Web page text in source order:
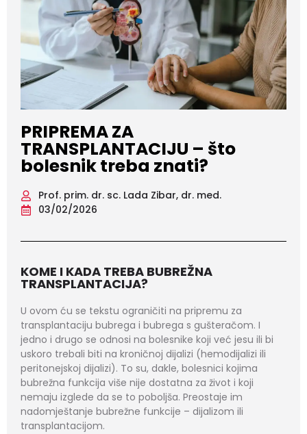
PRIPREMA ZA
TRANSPLANTACIJU – što
bolesnik treba znati?
Prof. prim. dr. sc. Lada Zibar, dr. med.
03/02/2026
KOME I KADA TREBA BUBREŽNA
TRANSPLANTACIJA?
U ovom ću se tekstu ograničiti na pripremu za
transplantaciju bubrega i bubrega s gušteračom. I
jedno i drugo se odnosi na bolesnike koji već jesu ili bi
uskoro trebali biti na kroničnoj dijalizi (hemodijalizi ili
peritonejskoj dijalizi). To su, dakle, bolesnici kojima
bubrežna funkcija više nije dostatna za život i koji
nemaju izglede da se to poboljša. Preostaje im
nadomještanje bubrežne funkcije – dijalizom ili
transplantacijom.